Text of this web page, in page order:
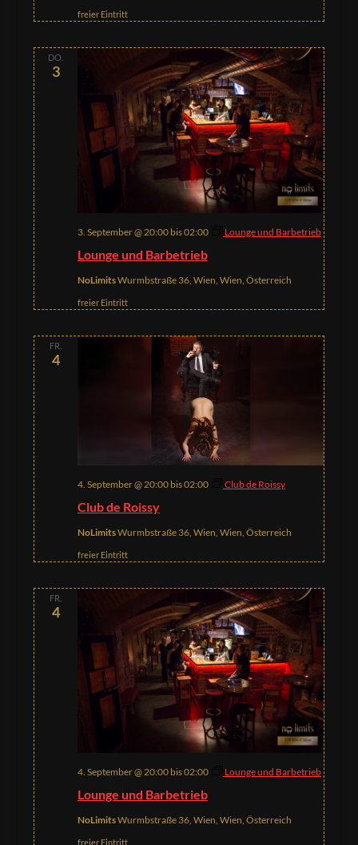
freier Eintritt
DO.
3
Lounge und Barbetrieb
3. September @ 20:00bis02:00 Lounge und Barbetrieb
NoLimitsWurmbstraße 36, Wien, Wien, Österreich
freier Eintritt
FR.
4
Club de Roissy
4. September @ 20:00bis02:00 Club de Roissy
NoLimitsWurmbstraße 36, Wien, Wien, Österreich
freier Eintritt
FR.
4
Lounge und Barbetrieb
4. September @ 20:00bis02:00 Lounge und Barbetrieb
NoLimitsWurmbstraße 36, Wien, Wien, Österreich
freier Eintritt